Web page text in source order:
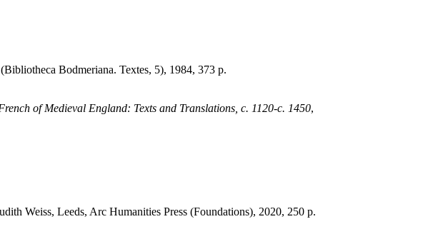
Bodmeriana. Textes, 5), 1984, 373 p.
of Medieval England: Texts and Translations, c. 1120-c. 1450,
Weiss, Leeds, Arc Humanities Press (Foundations), 2020, 250 p.